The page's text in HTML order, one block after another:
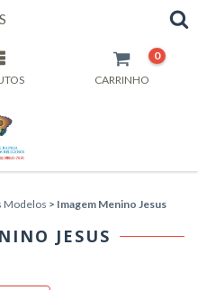
CARRINHO
0
Modelos > Imagem Menino Jesus
JESUS